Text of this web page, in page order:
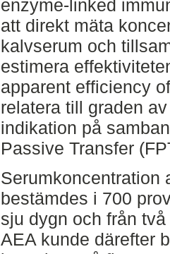
enzyme-linked
att direkt mäta
kalvserum och
estimera
apparent efficiency
relatera till graden
indikation på
Passive Transfer
Serumkoncentration
bestämdes i 700
sju dygn och från
AEA kunde därefter